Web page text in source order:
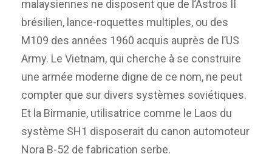
malaysiennes ne disposent que de l’Astros II
brésilien, lance-roquettes multiples, ou des
M109 des années 1960 acquis auprès de l’US
Army. Le Vietnam, qui cherche à se construire
une armée moderne digne de ce nom, ne peut
compter que sur divers systèmes soviétiques.
Et la Birmanie, utilisatrice comme le Laos du
système SH1 disposerait du canon automoteur
Nora B-52 de fabrication serbe.